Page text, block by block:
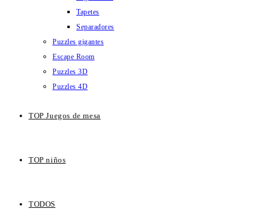
Tapetes
Separadores
Puzzles gigantes
Escape Room
Puzzles 3D
Puzzles 4D
TOP Juegos de mesa
TOP niños
TODOS